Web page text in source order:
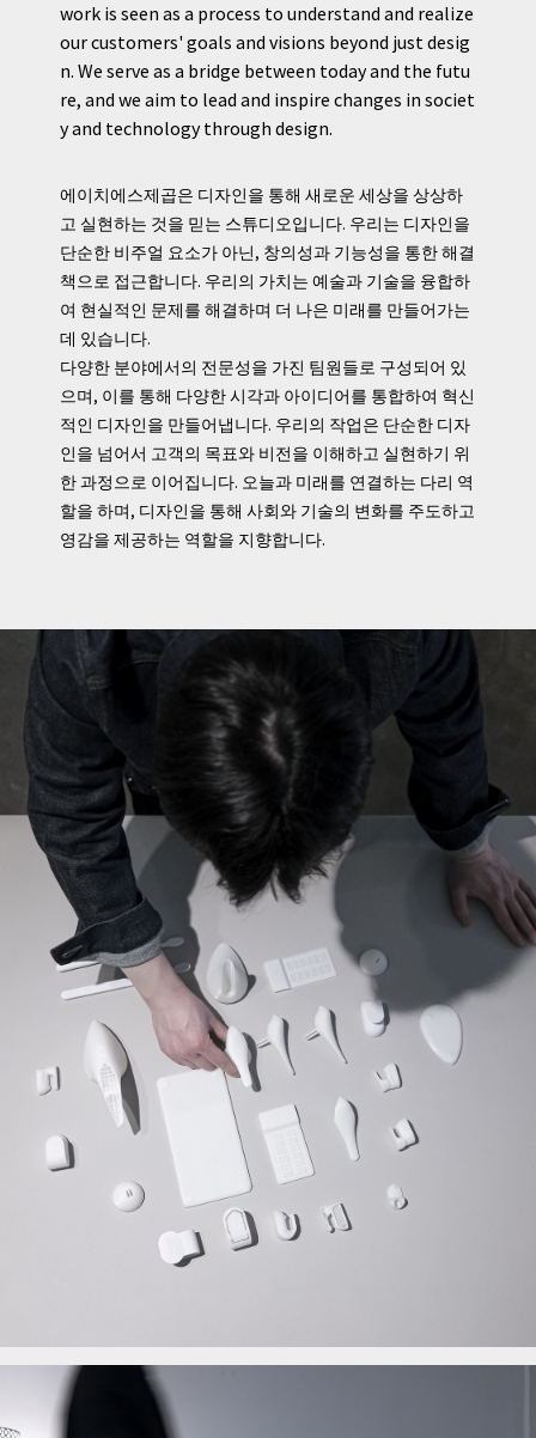
work is seen as a process to understand and realize
our customers' goals and visions beyond just desig
n. We serve as a bridge between today and the futu
re, and we aim to lead and inspire changes in societ
y and technology through design.
에이치에스제곱은 디자인을 통해 새로운 세상을 상상하
고 실현하는 것을 믿는 스튜디오입니다. 우리는 디자인을
단순한 비주얼 요소가 아닌, 창의성과 기능성을 통한 해결
책으로 접근합니다. 우리의 가치는 예술과 기술을 융합하
여 현실적인 문제를 해결하며 더 나은 미래를 만들어가는
데 있습니다.
다양한 분야에서의 전문성을 가진 팀원들로 구성되어 있
으며, 이를 통해 다양한 시각과 아이디어를 통합하여 혁신
적인 디자인을 만들어냅니다. 우리의 작업은 단순한 디자
인을 넘어서 고객의 목표와 비전을 이해하고 실현하기 위
한 과정으로 이어집니다. 오늘과 미래를 연결하는 다리 역
할을 하며, 디자인을 통해 사회와 기술의 변화를 주도하고
영감을 제공하는 역할을 지향합니다.